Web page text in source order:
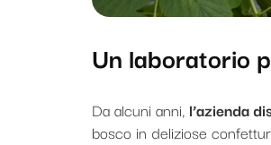
Un laboratorio
Da alcuni anni, l’azienda
bosco in deliziose